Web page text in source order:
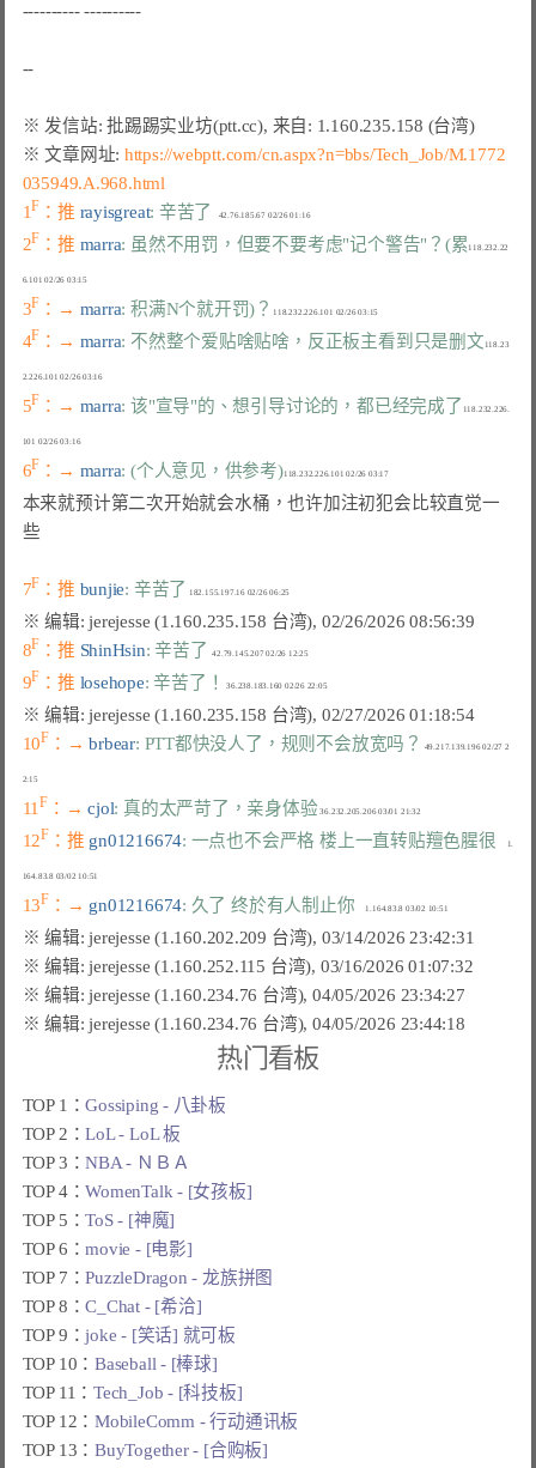
---------- ----------
※ 发信站: 批踢踢实业坊(ptt.cc), 来自: 1.160.235.158 (台湾)
※ 文章网址: https://webptt.com/cn.aspx?n=bbs/Tech_Job/M.1772
035949.A.968.html
1F ：推 rayisgreat: 辛苦了
   42.76.185.67 02/26 01:16
2F ：推 marra: 虽然不用罚，但要不要考虑"记个警告"？(累 118.232.22
6.101 02/26 03:15
3F ：→ marra: 积满N个就开罚)？
4F ：→ marra: 不然整个爱贴啥贴啥，反正板主看到只是删文 118.23
5F ：→ marra: 该"宣导"的、想引导讨论的，都已经完成了 118.232.226.
101 02/26 03:16
6F ：→ marra: (个人意见，供参考) 118.232.226.101 02/26 03:17
本来就预计第二次开始就会水桶，也许加注初犯会比较直觉一
些
7F ：推 bunjie: 辛苦了
8F ：推 ShinHsin: 辛苦了
  42.79.145.207 02/26 12:25
9F ：推 losehope: 辛苦了！ 36.238.183.160 02/26 22:05
※ 编辑: jerejesse (1.160.235.158 台湾), 02/27/2026 01:18:54
10F ：→ brbear: PTT都快没人了，规则不会放宽吗？ 49.217.139.196 02/27 2
2:15
11F ：→ cjol: 真的太严苛了，亲身体验
12F ：推 gn01216674: 一点也不会严格 楼上一直转贴羶色腥很
     1.
13F ：→ gn01216674: 久了 终於有人制止你
热门看板
TOP 1：Gossiping - 八卦板
TOP 2：LoL - LoL 板
TOP 3：NBA - ＮＢＡ
TOP 4：WomenTalk - [女孩板]
TOP 5：ToS - [神魔]
TOP 6：movie - [电影]
TOP 7：PuzzleDragon - 龙族拼图
TOP 8：C_Chat - [希洽]
TOP 9：joke - [笑话] 就可板
TOP 10：Baseball - [棒球]
TOP 11：Tech_Job - [科技板]
TOP 12：MobileComm - 行动通讯板
TOP 13：BuyTogether - [合购板]